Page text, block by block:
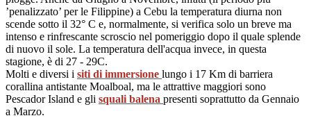
’penalizzato’ per le Filippine) a Cebu la temperatura diurna non
scende sotto il 32° C e, normalmente, si verifica solo un breve ma
intenso e rinfrescante scroscio nel pomeriggio dopo il quale splende
di nuovo il sole. La temperatura dell'acqua invece, in questa
stagione, è di 27 - 29C.
Molti e diversi i siti di immersione lungo i 17 Km di barriera
corallina antistante Moalboal, ma le attrattive maggiori sono
Pescador Island e gli squali balena presenti soprattutto da Gennaio
a Marzo.